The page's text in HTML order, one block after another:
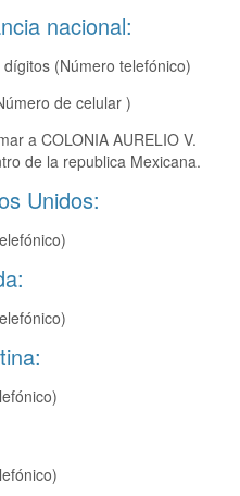
nacional:
(Número telefónico)
de celular )
a COLONIA AURELIO V.
de la republica Mexicana.
Unidos: